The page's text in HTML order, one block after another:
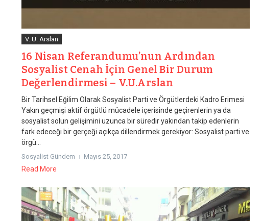
V. U. Arslan
16 Nisan Referandumu’nun Ardından
Sosyalist Cenah İçin Genel Bir Durum
Değerlendirmesi – V.U.Arslan
Bir Tarihsel Eğilim Olarak Sosyalist Parti ve Örgütlerdeki Kadro Erimesi
Yakın geçmişi aktif örgütlü mücadele içerisinde geçirenlerin ya da
sosyalist solun gelişimini uzunca bir süredir yakından takip edenlerin
fark edeceği bir gerçeği açıkça dillendirmek gerekiyor: Sosyalist parti ve
örgü...
Sosyalist Gündem Mayıs 25, 2017
Read More